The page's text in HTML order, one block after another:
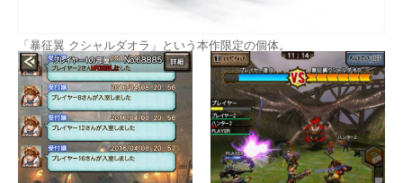
「暴征翼 クシャルダオラ」という本作限定の個体。